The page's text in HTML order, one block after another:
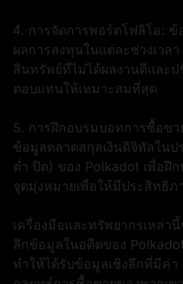
4. การจัดการพอร์ตโฟลิโอ:
ผลการลงทุนในแต่ละช่วงเวล
สินทรัพย์ที่ไม่ได้ผลงานดีและ
ตอบแทนให้เหมาะสมที่สุด
5. การฝึกอบรมบอทการซื้อข
ข้อมูลตลาดสกุลเงินดิจิทัลในป
ต่ำ ปิด) ของ Polkadot เพื่อฝึ
จุดมุ่งหมายเพื่อให้มีประสิทธิภ
เครื่องมือและทรัพยากรเหล่า
ลึกข้อมูลในอดีตของ
ทำให้ได้รับข้อมูลเชิงลึกที่มีค่